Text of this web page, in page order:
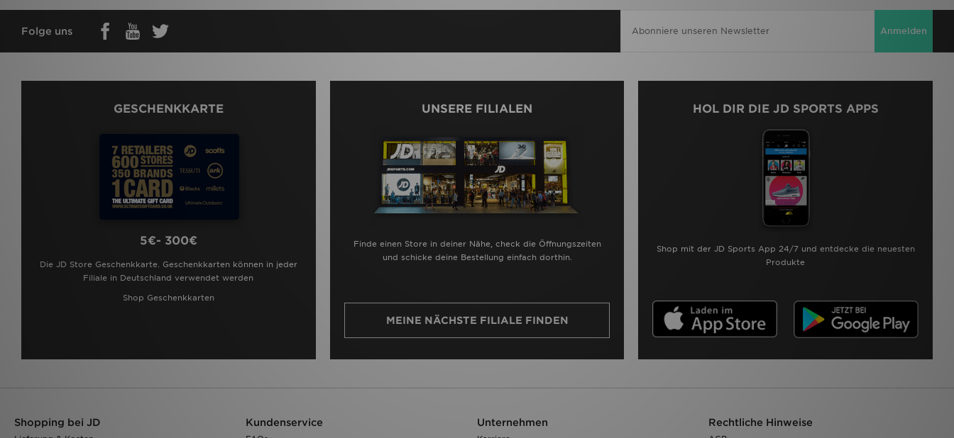
Folge uns Anmelden
GESCHENKKARTE
5€- 300€
Die JD Store Geschenkkarte. Geschenkkarten können in jeder
Filiale in Deutschland verwendet werden
Shop Geschenkkarten
UNSERE FILIALEN
Finde einen Store in deiner Nähe, check die Öffnungszeiten
und schicke deine Bestellung einfach dorthin.
MEINE NÄCHSTE FILIALE FINDEN
HOL DIR DIE JD SPORTS APPS
Shop mit der JD Sports App 24/7 und entdecke die neuesten
Produkte
Shopping bei JD Kundenservice Unternehmen Rechtliche Hinweise